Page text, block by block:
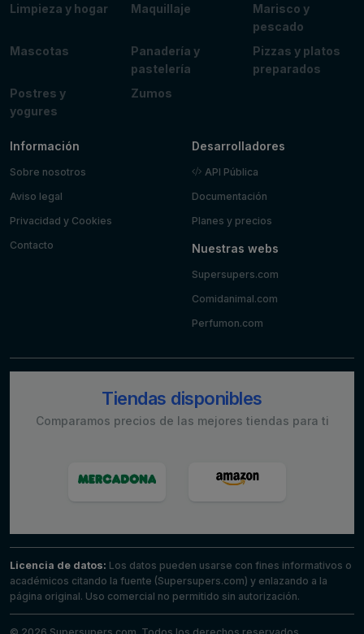
Limpieza y hogar
Maquillaje
Marisco y
pescado
Mascotas
Panadería y
pastelería
Pizzas y platos
preparados
Postres y
yogures
Zumos
Información
Sobre nosotros
Aviso legal
Privacidad y Cookies
Contacto
Desarrolladores
API Pública
Documentación
Planes y precios
Nuestras webs
Supersupers.com
Comidanimal.com
Perfumon.com
Tiendas disponibles
Comparamos precios de las mejores tiendas para ti
Licencia de datos: Los datos pueden usarse con fines informativos o
académicos citando la fuente (Supersupers.com) y enlazando a la
página original. Uso comercial no permitido sin autorización.